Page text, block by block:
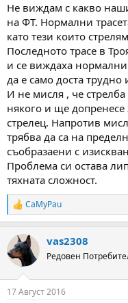
Не виждам с какво
на ФТ. Нормални
като тези които
Последното трасе в
и се виждаха
да е само доста
И не мисля , че
някого и ще допренесе
стрелец. Напротив
трябва да са на
съобразаени с
Проблема си остава
тяхната сложност.
R
e
c
t
i
s
CaMyPau
vas2308
Редовен
17 Август 2016